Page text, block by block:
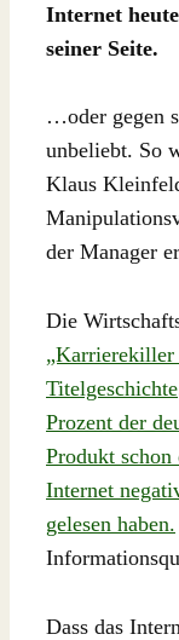
Internet
seiner Seite.
…oder gegen
unbeliebt. So
Klaus
der Manager
Die
„Karrierekiller
Titelgeschichte
Prozent der
Produkt
Internet
gelesen haben.
Dass das